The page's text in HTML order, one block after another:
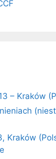
– Kraków
Kraków